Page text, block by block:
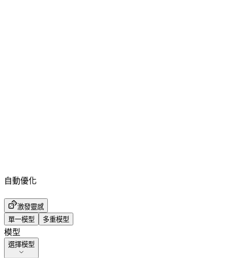
自動優化
激發靈感
單一模型
多重模型
模型
選擇模型